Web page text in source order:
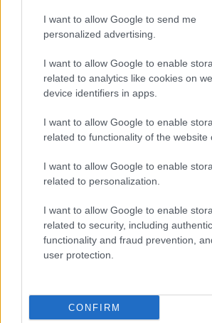
I want to allow Google to send me
personalized advertising.
I want to allow Google to enable
related to analytics like cookies on
device identifiers in apps.
I want to allow Google to enable
related to functionality of the website
I want to allow Google to enable
related to personalization.
I want to allow Google to enable
related to security, including
functionality and fraud prevention,
user protection.
CONFIRM
Invia un Comunicato Stampa
Iscriviti alla newsletter di Gallura Oggi
email periodiche contenenti le ultime
sul sito web!